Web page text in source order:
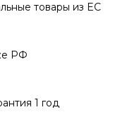
товары из EC
РФ
1 год